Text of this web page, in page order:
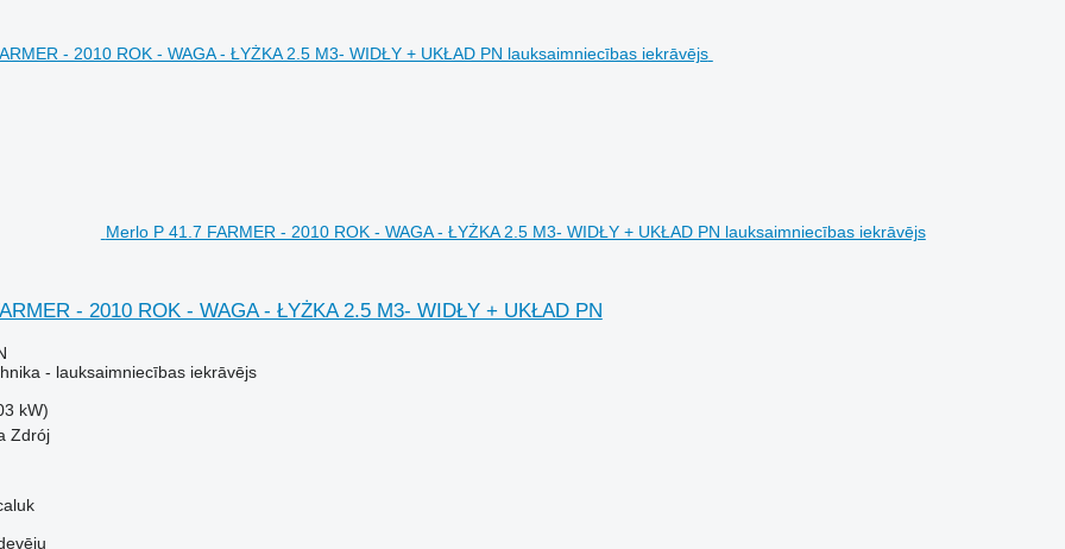
Merlo P 41.7 FARMER - 2010 ROK - WAGA - ŁYŻKA 2.5 M3- WIDŁY + UKŁAD PN lauksaimniecības iekrāvējs
- 2010 ROK - WAGA - ŁYŻKA 2.5 M3- WIDŁY + UKŁAD PN
- lauksaimniecības iekrāvējs
kW)
Zdrój